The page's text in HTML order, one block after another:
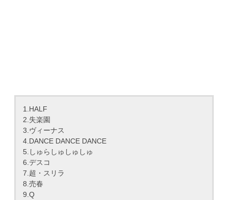
1.HALF
2.失楽園
3.ヴィーナス
4.DANCE DANCE DANCE
5.しゅらしゅしゅしゅ
6.デスコ
7.超・スリラ
8.売春
9.Q